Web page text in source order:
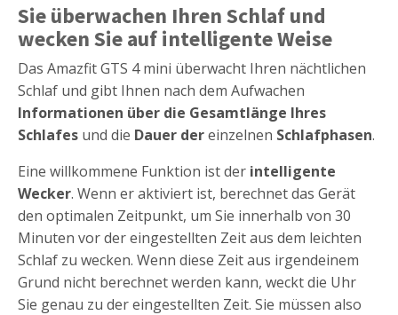
Sie überwachen Ihren Schlaf und
wecken Sie auf intelligente Weise
Das Amazfit GTS 4 mini überwacht Ihren nächtlichen
Schlaf und gibt Ihnen nach dem Aufwachen
Informationen über die Gesamtlänge Ihres
Schlafes und die Dauer dereinzelnen Schlafphasen.
Eine willkommene Funktion ist der intelligente
Wecker. Wenn er aktiviert ist, berechnet das Gerät
den optimalen Zeitpunkt, um Sie innerhalb von 30
Minuten vor der eingestellten Zeit aus dem leichten
Schlaf zu wecken. Wenn diese Zeit aus irgendeinem
Grund nicht berechnet werden kann, weckt die Uhr
Sie genau zu der eingestellten Zeit. Sie müssen also